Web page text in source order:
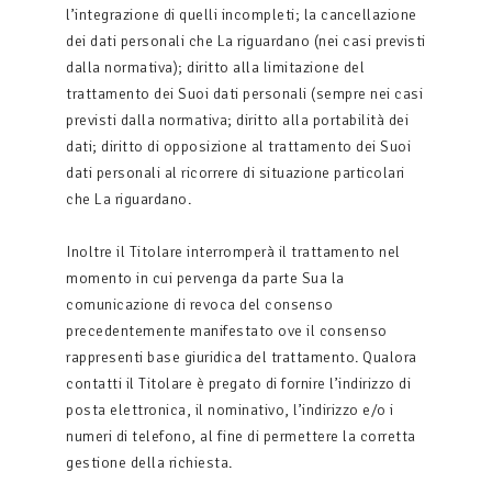
l’integrazione di quelli incompleti; la cancellazione
dei dati personali che La riguardano (nei casi previsti
dalla normativa); diritto alla limitazione del
trattamento dei Suoi dati personali (sempre nei casi
previsti dalla normativa; diritto alla portabilità dei
dati; diritto di opposizione al trattamento dei Suoi
dati personali al ricorrere di situazione particolari
che La riguardano.
Inoltre il Titolare interromperà il trattamento nel
momento in cui pervenga da parte Sua la
comunicazione di revoca del consenso
precedentemente manifestato ove il consenso
rappresenti base giuridica del trattamento. Qualora
contatti il Titolare è pregato di fornire l’indirizzo di
posta elettronica, il nominativo, l’indirizzo e/o i
numeri di telefono, al fine di permettere la corretta
gestione della richiesta.